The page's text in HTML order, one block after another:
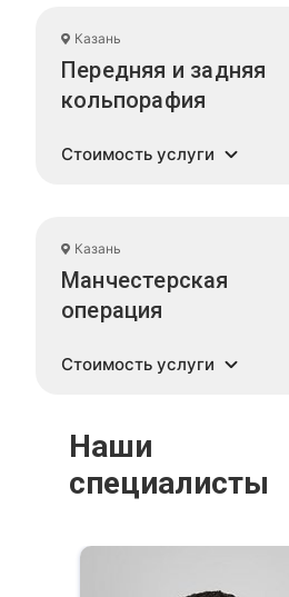
Казань
Передняя и задняя
кольпорафия
Стоимость услуги
Казань
Манчестерская
операция
Стоимость услуги
Наши
специалисты